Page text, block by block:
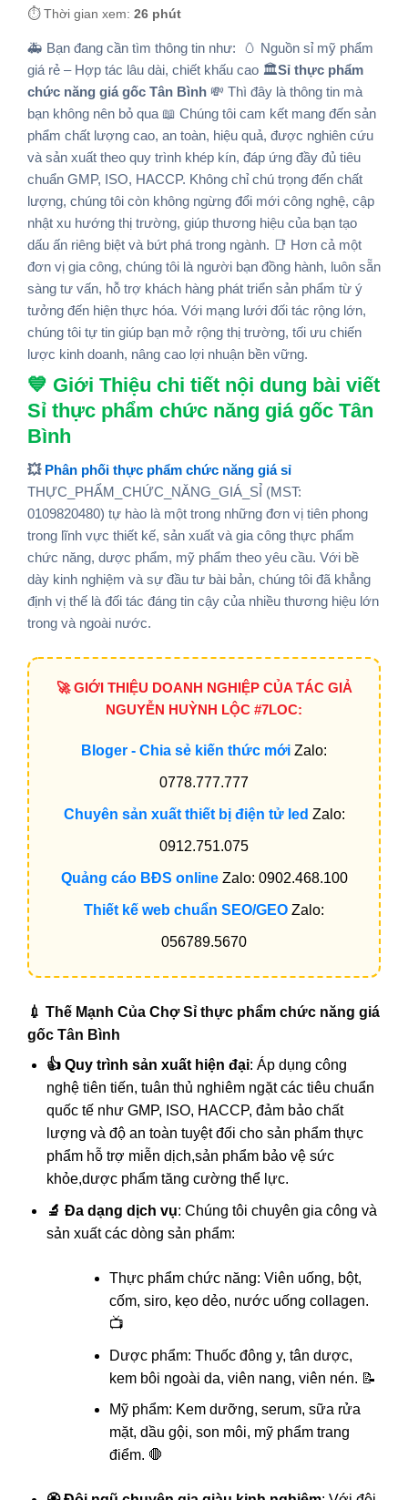
⏱️ Thời gian xem: 26 phút
🚑 Bạn đang cần tìm thông tin như: 🥚 Nguồn sỉ mỹ phẩm
giá rẻ – Hợp tác lâu dài, chiết khấu cao 🏛️Sỉ thực phẩm
chức năng giá gốc Tân Bình 💸 Thì đây là thông tin mà
bạn không nên bỏ qua 📖 Chúng tôi cam kết mang đến sản
phẩm chất lượng cao, an toàn, hiệu quả, được nghiên cứu
và sản xuất theo quy trình khép kín, đáp ứng đầy đủ tiêu
chuẩn GMP, ISO, HACCP. Không chỉ chú trọng đến chất
lượng, chúng tôi còn không ngừng đổi mới công nghệ, cập
nhật xu hướng thị trường, giúp thương hiệu của bạn tạo
dấu ấn riêng biệt và bứt phá trong ngành. 📑 Hơn cả một
đơn vị gia công, chúng tôi là người bạn đồng hành, luôn sẵn
sàng tư vấn, hỗ trợ khách hàng phát triển sản phẩm từ ý
tưởng đến hiện thực hóa. Với mạng lưới đối tác rộng lớn,
chúng tôi tự tin giúp bạn mở rộng thị trường, tối ưu chiến
lược kinh doanh, nâng cao lợi nhuận bền vững.
💙 Giới Thiệu chi tiết nội dung bài viết
Sỉ thực phẩm chức năng giá gốc Tân
Bình
💥 Phân phối thực phẩm chức năng giá sỉ
THỰC_PHẨM_CHỨC_NĂNG_GIÁ_SỈ (MST:
0109820480) tự hào là một trong những đơn vị tiên phong
trong lĩnh vực thiết kế, sản xuất và gia công thực phẩm
chức năng, dược phẩm, mỹ phẩm theo yêu cầu. Với bề
dày kinh nghiệm và sự đầu tư bài bản, chúng tôi đã khẳng
định vị thế là đối tác đáng tin cậy của nhiều thương hiệu lớn
trong và ngoài nước.
🚀 GIỚI THIỆU DOANH NGHIỆP CỦA TÁC GIẢ
NGUYỄN HUỲNH LỘC #7LOC:
Bloger - Chia sẻ kiến thức mới Zalo:
0778.777.777
Chuyên sản xuất thiết bị điện tử led Zalo:
0912.751.075
Quảng cáo BĐS onlineZalo: 0902.468.100
Thiết kế web chuẩn SEO/GEO Zalo:
056789.5670
💉 Thế Mạnh Của Chợ Sỉ thực phẩm chức năng giá
gốc Tân Bình
👍 Quy trình sản xuất hiện đại: Áp dụng công
nghệ tiên tiến, tuân thủ nghiêm ngặt các tiêu chuẩn
quốc tế như GMP, ISO, HACCP, đảm bảo chất
lượng và độ an toàn tuyệt đối cho sản phẩm thực
phẩm hỗ trợ miễn dịch,sản phẩm bảo vệ sức
khỏe,dược phẩm tăng cường thể lực.
🔬 Đa dạng dịch vụ: Chúng tôi chuyên gia công và
sản xuất các dòng sản phẩm:
Thực phẩm chức năng: Viên uống, bột,
cốm, siro, kẹo dẻo, nước uống collagen.
📺
Dược phẩm: Thuốc đông y, tân dược,
kem bôi ngoài da, viên nang, viên nén. 📝
Mỹ phẩm: Kem dưỡng, serum, sữa rửa
mặt, dầu gội, son môi, mỹ phẩm trang
điểm. 🛑